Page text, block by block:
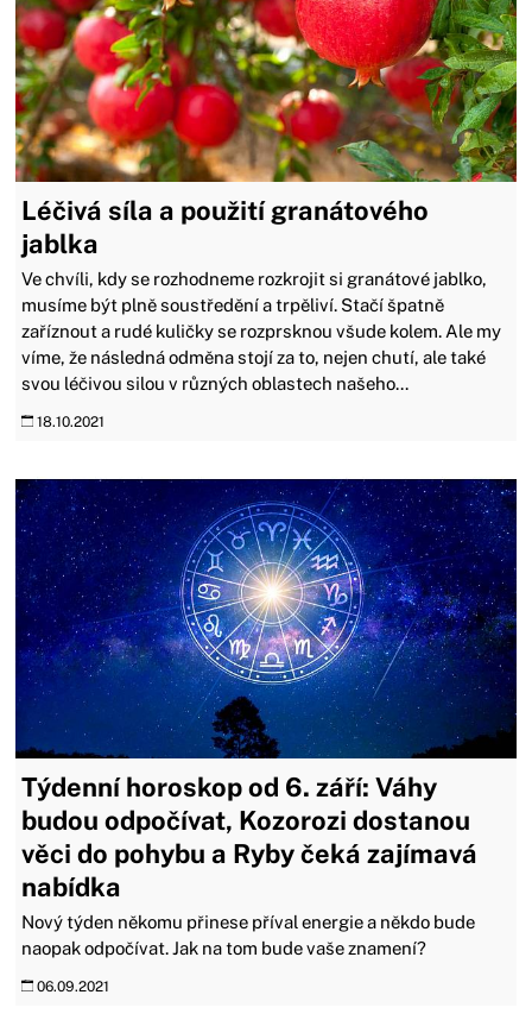
Léčivá síla a použití granátového
jablka
Ve chvíli, kdy se rozhodneme rozkrojit si granátové jablko,
musíme být plně soustředění a trpěliví. Stačí špatně
zaříznout a rudé kuličky se rozprsknou všude kolem. Ale my
víme, že následná odměna stojí za to, nejen chutí, ale také
svou léčivou silou v různých oblastech našeho...
18.10.2021
Týdenní horoskop od 6. září: Váhy
budou odpočívat, Kozorozi dostanou
věci do pohybu a Ryby čeká zajímavá
nabídka
Nový týden někomu přinese příval energie a někdo bude
naopak odpočívat. Jak na tom bude vaše znamení?
06.09.2021